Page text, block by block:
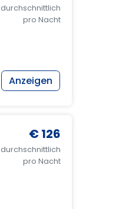
durchschnittlich
pro Nacht
Anzeigen
€ 126
durchschnittlich
pro Nacht